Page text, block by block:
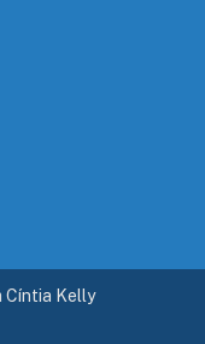
Cíntia Kelly